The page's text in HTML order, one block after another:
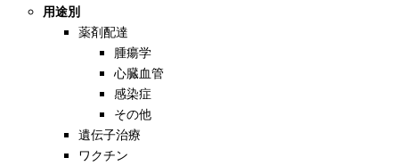
用途別
薬剤配達
腫瘍学
心臓血管
感染症
その他
遺伝子治療
ワクチン